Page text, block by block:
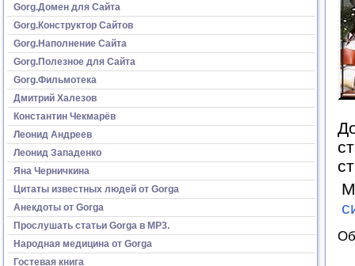
Gorg.Домен для Сайта
Gorg.Конструктор Сайтов
Gorg.Наполнение Сайта
Gorg.Полезное для Сайта
Gorg.Фильмотека
Дмитрий Халезов
Константин Чекмарёв
Леонид Андреев
Леонид Западенко
Яна Черничкина
Цитаты известных людей от Gorga
Анекдоты от Gorga
Прослушать статьи Gorga в МР3.
Народная медицина от Gorga
Гостевая книга